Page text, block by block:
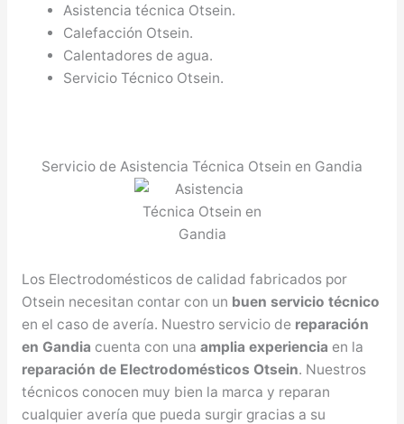
Asistencia técnica Otsein.
Calefacción Otsein.
Calentadores de agua.
Servicio Técnico Otsein.
Servicio de Asistencia Técnica Otsein en Gandia
Los Electrodomésticos de calidad fabricados por
Otsein necesitan contar con un buen servicio técnico
en el caso de avería. Nuestro servicio de reparación
en Gandia cuenta con una amplia experiencia en la
reparación de Electrodomésticos Otsein. Nuestros
técnicos conocen muy bien la marca y reparan
cualquier avería que pueda surgir gracias a su